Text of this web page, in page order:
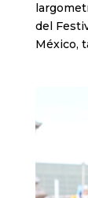
del
México,